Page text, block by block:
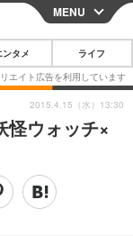
CLOSE
マートフォン
その他
画・ドラマ
MENU
ンタメ ライフ
ウォッチ×
2015.4.15（水）13:30